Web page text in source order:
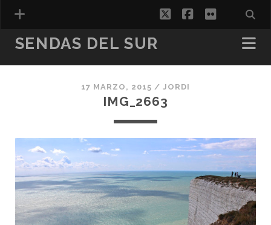
CATALÁN)
twitterfacebook
flickr
SENDAS DEL SUR
17 MARZO, 2015 /JORDI
IMG_2663